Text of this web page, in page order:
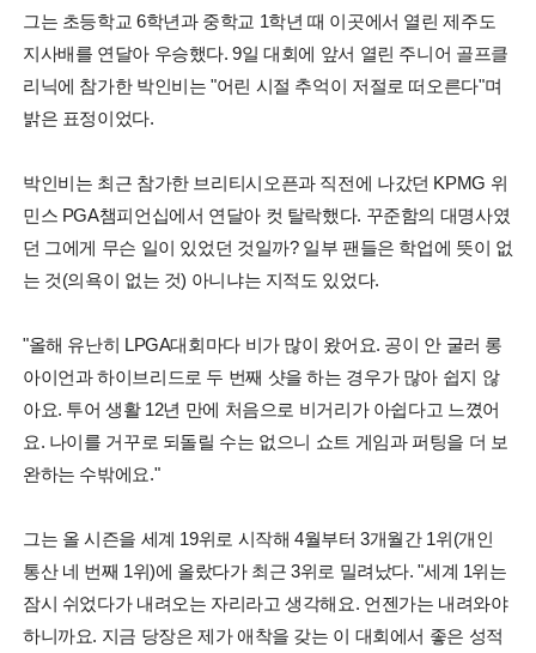
그는 초등학교 6학년과 중학교 1학년 때 이곳에서 열린 제주도
지사배를 연달아 우승했다. 9일 대회에 앞서 열린 주니어 골프클
리닉에 참가한 박인비는 "어린 시절 추억이 저절로 떠오른다"며
밝은 표정이었다.
박인비는 최근 참가한 브리티시오픈과 직전에 나갔던 KPMG 위
민스 PGA챔피언십에서 연달아 컷 탈락했다. 꾸준함의 대명사였
던 그에게 무슨 일이 있었던 것일까? 일부 팬들은 학업에 뜻이 없
는 것(의욕이 없는 것) 아니냐는 지적도 있었다.
"올해 유난히 LPGA대회마다 비가 많이 왔어요. 공이 안 굴러 롱
아이언과 하이브리드로 두 번째 샷을 하는 경우가 많아 쉽지 않
아요. 투어 생활 12년 만에 처음으로 비거리가 아쉽다고 느꼈어
요. 나이를 거꾸로 되돌릴 수는 없으니 쇼트 게임과 퍼팅을 더 보
완하는 수밖에요."
그는 올 시즌을 세계 19위로 시작해 4월부터 3개월간 1위(개인
통산 네 번째 1위)에 올랐다가 최근 3위로 밀려났다. "세계 1위는
잠시 쉬었다가 내려오는 자리라고 생각해요. 언젠가는 내려와야
하니까요. 지금 당장은 제가 애착을 갖는 이 대회에서 좋은 성적